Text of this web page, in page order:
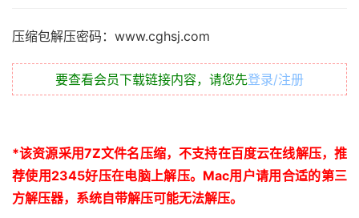
压缩包解压密码：www.cghsj.com
要查看会员下载链接内容，请您先登录/注册
*该资源采用7Z文件名压缩，不支持在百度云在线解压，推
荐使用2345好压在电脑上解压。 Mac用户请用合适的第三
方解压器，系统自带解压可能无法解压。